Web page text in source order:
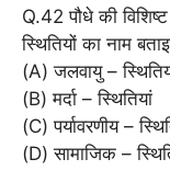
Q.42 पौधे की
स्थितियों का नाम
(A) जलवायु –
(B) मर्दा – स्थितियां
(C) पर्यावरणीय –
(D) सामाजिक –